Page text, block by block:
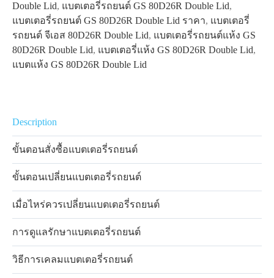
Double Lid, แบตเตอรี่รถยนต์ GS 80D26R Double Lid,
แบตเตอรี่รถยนต์ GS 80D26R Double Lid ราคา, แบตเตอรี่
รถยนต์ จีเอส 80D26R Double Lid, แบตเตอรี่รถยนต์แห้ง GS
80D26R Double Lid, แบตเตอรี่แห้ง GS 80D26R Double Lid,
แบตแห้ง GS 80D26R Double Lid
Description
ขั้นตอนสั่งซื้อแบตเตอรี่รถยนต์
ขั้นตอนเปลี่ยนแบตเตอรี่รถยนต์
เมื่อไหร่ควรเปลี่ยนแบตเตอรี่รถยนต์
การดูแลรักษาแบตเตอรี่รถยนต์
วิธีการเคลมแบตเตอรี่รถยนต์